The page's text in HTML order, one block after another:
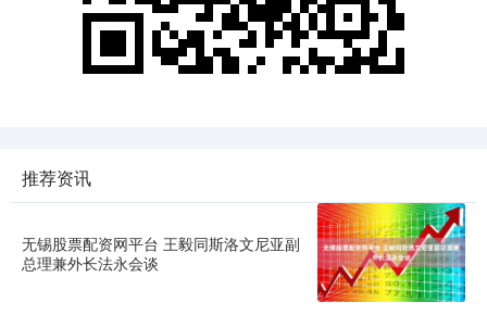
推荐资讯
无锡股票配资网平台 王毅同斯洛文尼亚副
总理兼外长法永会谈